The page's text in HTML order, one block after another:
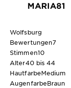
MARIA81
Wolfsburg
Bewertungen7
Stimmen10
Alter40 bis 44
HautfarbeMedium
AugenfarbeBraun